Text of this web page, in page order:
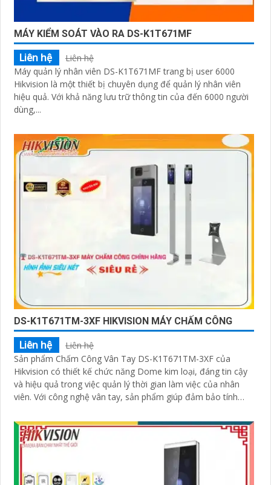
MÁY KIỂM SOÁT VÀO RA DS-K1T671MF
Liên hệ
Liên hệ
Máy quản lý nhân viên DS-K1T671MF trang bị user 6000
Hikvision là một thiết bị chuyên dụng để quản lý nhân viên
hiệu quả. Với khả năng lưu trữ thông tin của đến 6000 người
dùng,...
DS-K1T671TM-3XF HIKVISION MÁY CHẤM CÔNG
Liên hệ
Liên hệ
Sản phẩm Chấm Công Vân Tay DS-K1T671TM-3XF của
Hikvision có thiết kế chức năng Dome kim loại, đáng tin cậy
và hiệu quả trong việc quản lý thời gian làm việc của nhân
viên. Với công nghệ vân tay, sản phẩm giúp đảm bảo tính